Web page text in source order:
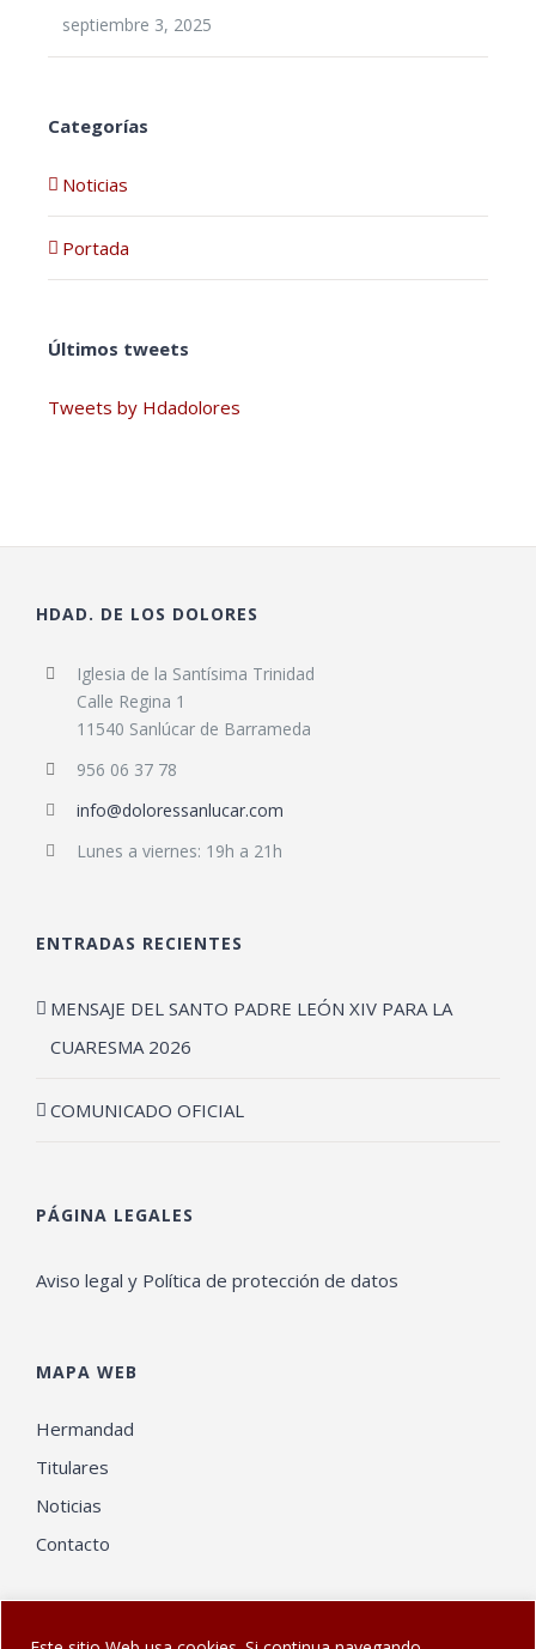
septiembre 3, 2025
Categorías
Noticias
Portada
Últimos tweets
Tweets by Hdadolores
HDAD. DE LOS DOLORES
Iglesia de la Santísima Trinidad
Calle Regina 1
11540 Sanlúcar de Barrameda
956 06 37 78
info@doloressanlucar.com
Lunes a viernes: 19h a 21h
ENTRADAS RECIENTES
MENSAJE DEL SANTO PADRE LEÓN XIV PARA LA
CUARESMA 2026
COMUNICADO OFICIAL
PÁGINA LEGALES
Aviso legal y Política de protección de datos
MAPA WEB
Hermandad
Titulares
Noticias
Contacto